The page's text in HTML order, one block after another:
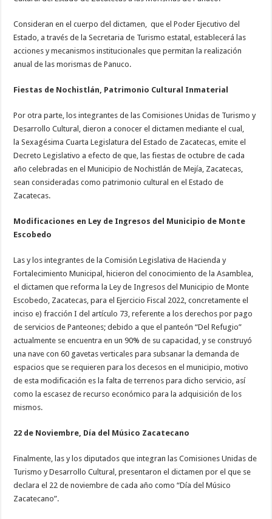
Consideran en el cuerpo del dictamen, que el Poder Ejecutivo del
Estado, a través de la Secretaria de Turismo estatal, establecerá las
acciones y mecanismos institucionales que permitan la realización
anual de las morismas de Panuco.
Fiestas de Nochistlán, Patrimonio Cultural Inmaterial
Por otra parte, los integrantes de las Comisiones Unidas de Turismo y
Desarrollo Cultural, dieron a conocer el dictamen mediante el cual,
la Sexagésima Cuarta Legislatura del Estado de Zacatecas, emite el
Decreto Legislativo a efecto de que, las fiestas de octubre de cada
año celebradas en el Municipio de Nochistlán de Mejía, Zacatecas,
sean consideradas como patrimonio cultural en el Estado de
Zacatecas.
Modificaciones en Ley de Ingresos del Municipio de Monte
Escobedo
Las y los integrantes de la Comisión Legislativa de Hacienda y
Fortalecimiento Municipal, hicieron del conocimiento de la Asamblea,
el dictamen que reforma la Ley de Ingresos del Municipio de Monte
Escobedo, Zacatecas, para el Ejercicio Fiscal 2022, concretamente el
inciso e) fracción I del artículo 73, referente a los derechos por pago
de servicios de Panteones; debido a que el panteón “Del Refugio”
actualmente se encuentra en un 90% de su capacidad, y se construyó
una nave con 60 gavetas verticales para subsanar la demanda de
espacios que se requieren para los decesos en el municipio, motivo
de esta modificación es la falta de terrenos para dicho servicio, así
como la escasez de recurso económico para la adquisición de los
mismos.
22 de Noviembre, Día del Músico Zacatecano
Finalmente, las y los diputados que integran las Comisiones Unidas de
Turismo y Desarrollo Cultural, presentaron el dictamen por el que se
declara el 22 de noviembre de cada año como “Día del Músico
Zacatecano”.